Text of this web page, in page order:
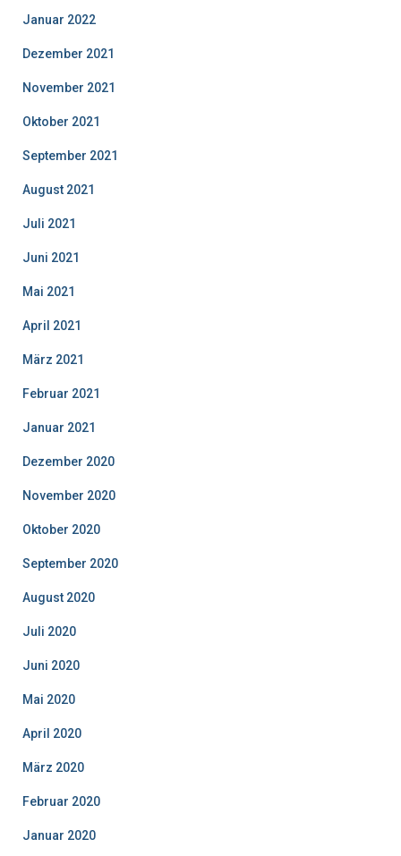
Januar 2022
Dezember 2021
November 2021
Oktober 2021
September 2021
August 2021
Juli 2021
Juni 2021
Mai 2021
April 2021
März 2021
Februar 2021
Januar 2021
Dezember 2020
November 2020
Oktober 2020
September 2020
August 2020
Juli 2020
Juni 2020
Mai 2020
April 2020
März 2020
Februar 2020
Januar 2020